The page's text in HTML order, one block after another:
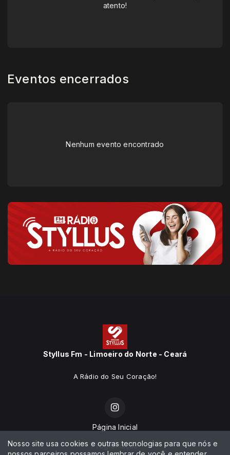
atento!
Eventos encerrados
Nenhum evento encontrado
Styllus Fm - Limoeiro do Norte - Ceará
A Rádio do Seu Coração!
Página Inicial
Programação
Nosso site usa cookies e outras tecnologias para que nós e